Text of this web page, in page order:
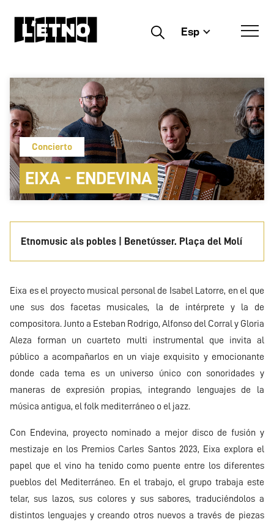
Buscar Esp
Concierto
EIXA - ENDEVINA
Etnomusic als pobles | Benetússer. Plaça del Molí
Eixa es el proyecto musical personal de Isabel Latorre, en el que
une sus dos facetas musicales, la de intérprete y la de
compositora. Junto a Esteban Rodrigo, Alfonso del Corral y Gloria
Aleza forman un cuarteto multi instrumental que invita al
público a acompañarlos en un viaje exquisito y emocionante
donde cada tema es un universo único con sonoridades y
maneras de expresión propias, integrando lenguajes de la
música antigua, el folk mediterráneo o el jazz.
Con Endevina, proyecto nominado a mejor disco de fusión y
mestizaje en los Premios Carles Santos 2023, Eixa explora el
papel que el vino ha tenido como puente entre los diferentes
pueblos del Mediterráneo. En el trabajo, el grupo trabaja este
telar, sus lazos, sus colores y sus sabores, traduciéndolos a
distintos lenguajes y creando otros nuevos a través de piezas